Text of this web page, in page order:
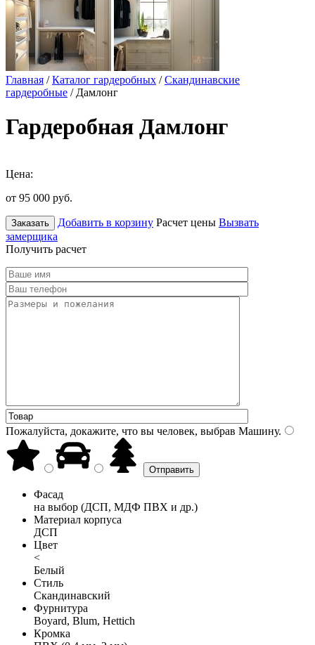
Главная /Каталог гардеробных /Скандинавские
гардеробные / Дамлонг
Гардеробная Дамлонг
Цена:
от 95 000 руб.
Заказать Добавить в корзину Расчет цены Вызвать
замерщика
Получить расчет
Пожалуйста, докажите, что вы человек, выбрав Машину.
Фасад
на выбор (ДСП, МДФ ПВХ и др.)
Материал корпуса
ДСП
Цвет
<
Белый
Стиль
Скандинавский
Фурнитура
Boyard, Blum, Hettich
Кромка